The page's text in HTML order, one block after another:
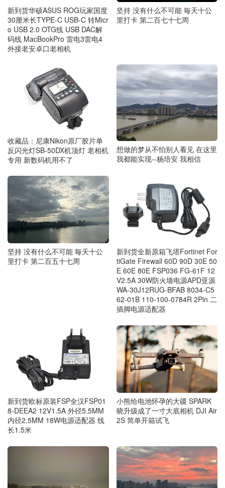
新到货华硕ASUS ROG玩家国度
30厘米长TYPE-C USB-C 转Micr
o USB 2.0 OTG线 USB DAC解
码线 MacBookPro 雷电3雷电4
外接老安卓口老相机
坚持 没有什么不可能 毎天十公
里打卡 第二百七十七周
收藏品：尼康Nikon原厂胶片单
反闪光灯SB-50DX机顶灯 老相机
专用 新数码机用不了
想做的梦从不怕别人看见 在这里
我都能实现--杨培安 我相信
坚持 没有什么不可能 毎天十公
里打卡 第二百五十七周
新到货全新原箱飞塔Fortinet For
tiGate Firewall 60D 90D 30E 50
E 60E 80E FSP036 FG-61F 12
V2.5A 30W防火墙电源APD亚源
WA-30J12RUG-BFAB 8034-C5
62-01B 110-100-0784R 2Pin 二
插脚电源适配器
新到货欧标原装FSP全汉FSP01
8-DEEA2 12V1.5A 外径5.5MM
内径2.5MM 18W电源适配器 线
长1.5米
小熊给电池怀孕的大疆 SPARK
晓升级成了一寸大底相机 DJI Air
2S 简单开箱试飞